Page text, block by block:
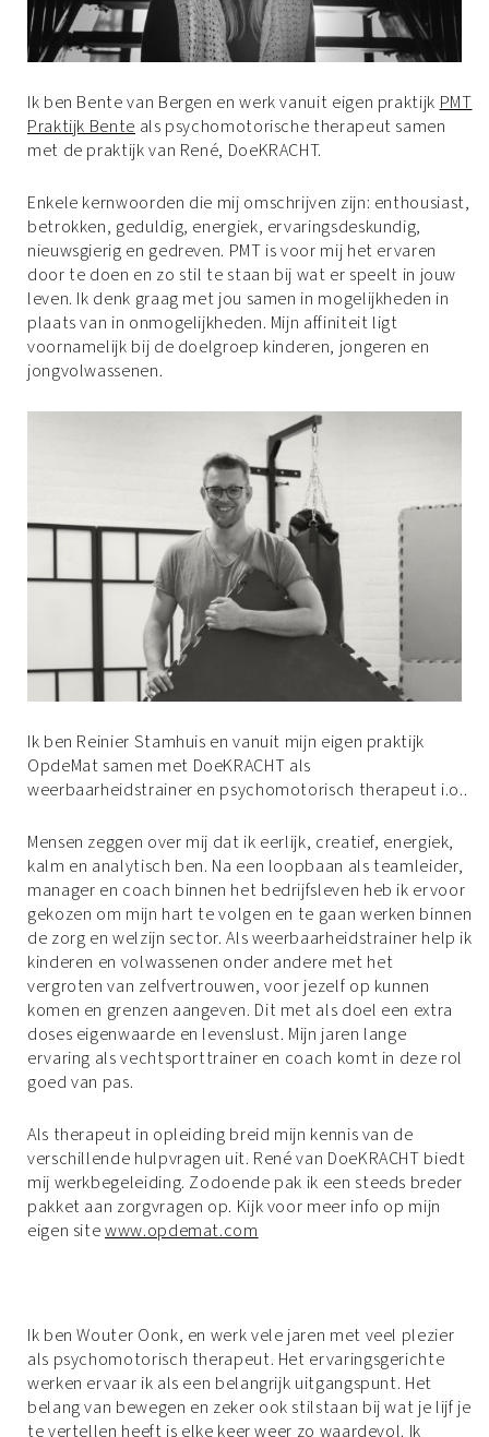
Ik ben Bente van Bergen en werk vanuit eigen praktijk PMT
Praktijk Bente als psychomotorische therapeut samen
met de praktijk van René, DoeKRACHT.
Enkele kernwoorden die mij omschrijven zijn: enthousiast,
betrokken, geduldig, energiek, ervaringsdeskundig,
nieuwsgierig en gedreven. PMT is voor mij het ervaren
door te doen en zo stil te staan bij wat er speelt in jouw
leven. Ik denk graag met jou samen in mogelijkheden in
plaats van in onmogelijkheden. Mijn affiniteit ligt
voornamelijk bij de doelgroep kinderen, jongeren en
jongvolwassenen.
Ik ben Reinier Stamhuis en vanuit mijn eigen praktijk
OpdeMat samen met DoeKRACHT als
weerbaarheidstrainer en psychomotorisch therapeut i.o..
Mensen zeggen over mij dat ik eerlijk, creatief, energiek,
kalm en analytisch ben. Na een loopbaan als teamleider,
manager en coach binnen het bedrijfsleven heb ik ervoor
gekozen om mijn hart te volgen en te gaan werken binnen
de zorg en welzijn sector. Als weerbaarheidstrainer help ik
kinderen en volwassenen onder andere met het
vergroten van zelfvertrouwen, voor jezelf op kunnen
komen en grenzen aangeven. Dit met als doel een extra
doses eigenwaarde en levenslust. Mijn jaren lange
ervaring als vechtsporttrainer en coach komt in deze rol
goed van pas.
Als therapeut in opleiding breid mijn kennis van de
verschillende hulpvragen uit. René van DoeKRACHT biedt
mij werkbegeleiding. Zodoende pak ik een steeds breder
pakket aan zorgvragen op. Kijk voor meer info op mijn
eigen sitewww.opdemat.com
Ik ben Wouter Oonk, en werk vele jaren met veel plezier
als psychomotorisch therapeut. Het ervaringsgerichte
werken ervaar ik als een belangrijk uitgangspunt. Het
belang van bewegen en zeker ook stilstaan bij wat je lijf je
te vertellen heeft is elke keer weer zo waardevol. Ik